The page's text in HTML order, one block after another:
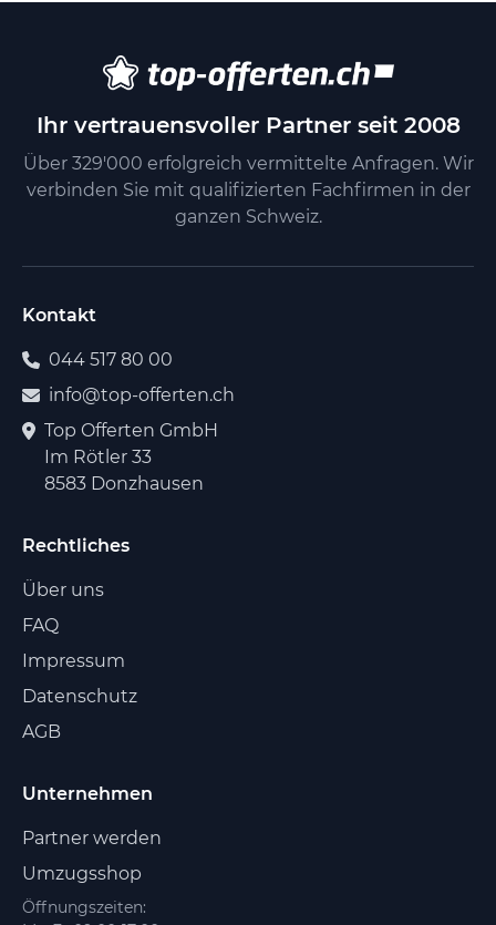
Ihr vertrauensvoller Partner seit 2008
Über 329'000 erfolgreich vermittelte Anfragen. Wir
verbinden Sie mit qualifizierten Fachfirmen in der
ganzen Schweiz.
Kontakt
044 517 80 00
info@top-offerten.ch
Top Offerten GmbH
Im Rötler 33
8583 Donzhausen
Rechtliches
Über uns
FAQ
Impressum
Datenschutz
AGB
Unternehmen
Partner werden
Umzugsshop
Öffnungszeiten: